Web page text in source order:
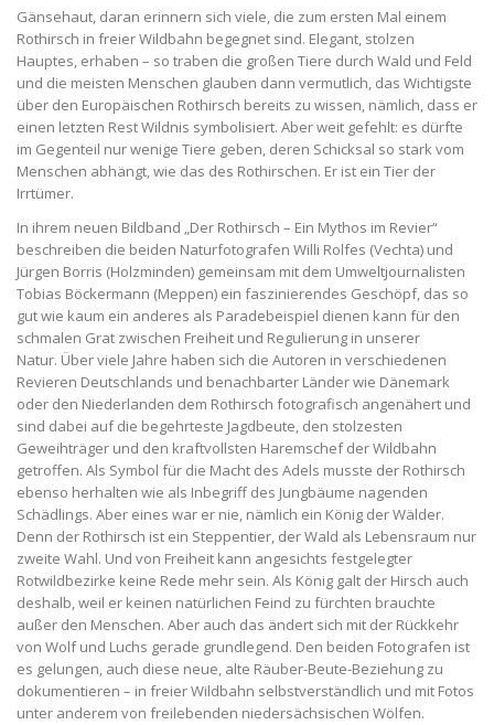
Gänsehaut, daran erinnern sich viele, die zum ersten Mal einem
Rothirsch in freier Wildbahn begegnet sind. Elegant, stolzen
Hauptes, erhaben – so traben die großen Tiere durch Wald und Feld
und die meisten Menschen glauben dann vermutlich, das Wichtigste
über den Europäischen Rothirsch bereits zu wissen, nämlich, dass er
einen letzten Rest Wildnis symbolisiert. Aber weit gefehlt: es dürfte
im Gegenteil nur wenige Tiere geben, deren Schicksal so stark vom
Menschen abhängt, wie das des Rothirschen. Er ist ein Tier der
Irrtümer.
In ihrem neuen Bildband „Der Rothirsch – Ein Mythos im Revier“
beschreiben die beiden Naturfotografen Willi Rolfes (Vechta) und
Jürgen Borris (Holzminden) gemeinsam mit dem Umweltjournalisten
Tobias Böckermann (Meppen) ein faszinierendes Geschöpf, das so
gut wie kaum ein anderes als Paradebeispiel dienen kann für den
schmalen Grat zwischen Freiheit und Regulierung in unserer
Natur. Über viele Jahre haben sich die Autoren in verschiedenen
Revieren Deutschlands und benachbarter Länder wie Dänemark
oder den Niederlanden dem Rothirsch fotografisch angenähert und
sind dabei auf die begehrteste Jagdbeute, den stolzesten
Geweihträger und den kraftvollsten Haremschef der Wildbahn
getroffen. Als Symbol für die Macht des Adels musste der Rothirsch
ebenso herhalten wie als Inbegriff des Jungbäume nagenden
Schädlings. Aber eines war er nie, nämlich ein König der Wälder.
Denn der Rothirsch ist ein Steppentier, der Wald als Lebensraum nur
zweite Wahl. Und von Freiheit kann angesichts festgelegter
Rotwildbezirke keine Rede mehr sein. Als König galt der Hirsch auch
deshalb, weil er keinen natürlichen Feind zu fürchten brauchte
außer den Menschen. Aber auch das ändert sich mit der Rückkehr
von Wolf und Luchs gerade grundlegend. Den beiden Fotografen ist
es gelungen, auch diese neue, alte Räuber-Beute-Beziehung zu
dokumentieren – in freier Wildbahn selbstverständlich und mit Fotos
unter anderem von freilebenden niedersächsischen Wölfen.